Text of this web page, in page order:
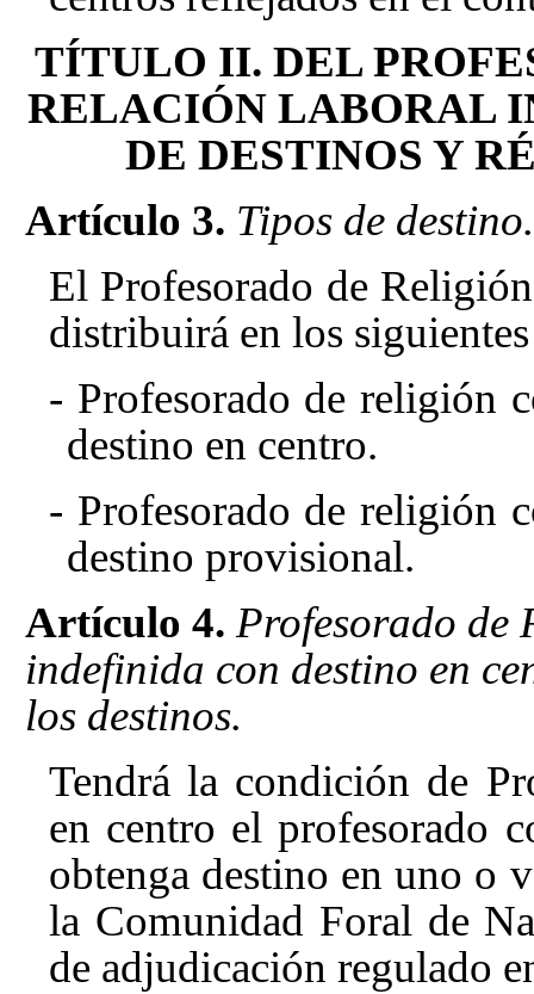
TÍTULO II. DEL
RELACIÓN LABORAL
DE DESTINOS Y
Artículo 3. Tipos de destino.
El Profesorado de
distribuirá en los
- Profesorado de religión
destino en centro.
- Profesorado de religión
destino provisional.
Artículo 4. Profesorado de
indefinida con destino en
los destinos.
Tendrá la condición de
en centro el profesorado
obtenga destino en uno o
la Comunidad Foral de
de adjudicación regulado